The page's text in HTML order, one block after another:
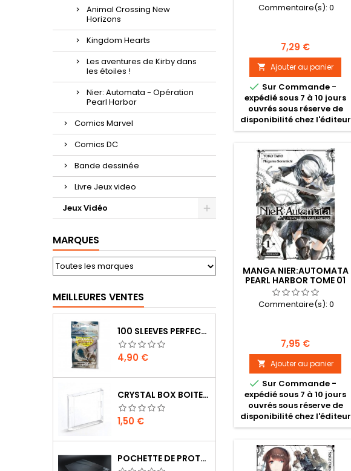
Animal Crossing New
Horizons
Kingdom Hearts
Les aventures de Kirby dans
les étoiles !
Nier: Automata - Opération
Pearl Harbor
Comics Marvel
Comics DC
Bande dessinée
Livre Jeux video
Jeux Vidéo
MARQUES
MEILLEURES VENTES
100 SLEEVES PERFECT-FIT DRAGON SHIELD TRANSPARENT 63X88 MM
Prix
4,90 €
CRYSTAL BOX BOITE GAME BOY
Prix
1,50 €
POCHETTE DE PROTECTION NOTICE NES - GB
Commentaire(s): 0
Prix
7,29 €
 Ajouter au panier
 Sur Commande -
expédié sous 7 à 10 jours
ouvrés sous réserve de
disponibilité chez l'éditeur
MANGA NIER:AUTOMATA
PEARL HARBOR TOME 01
Commentaire(s): 0
Prix
7,95 €
 Ajouter au panier
 Sur Commande -
expédié sous 7 à 10 jours
ouvrés sous réserve de
disponibilité chez l'éditeur